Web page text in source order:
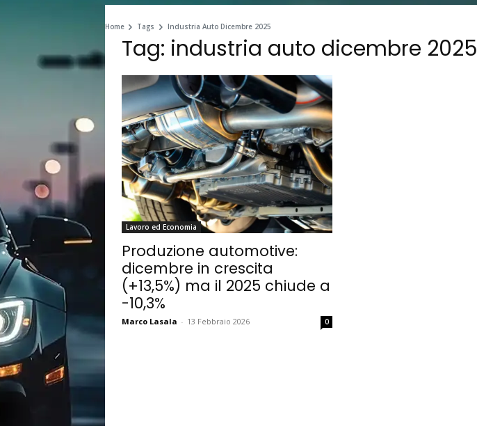
Home Tags Industria Auto Dicembre 2025
Tag: industria auto dicembre 2025
Lavoro ed Economia
Produzione automotive:
dicembre in crescita
(+13,5%) ma il 2025 chiude a
-10,3%
Marco Lasala - 13 Febbraio 2026 0